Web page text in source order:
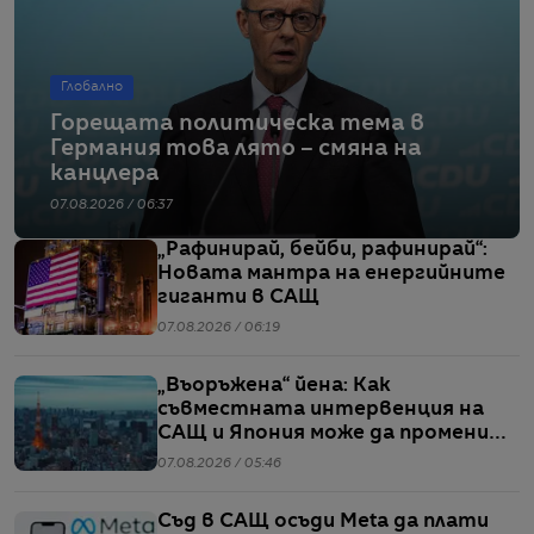
Глобално
Горещата политическа тема в
Германия това лято – смяна на
канцлера
07.08.2026 / 06:37
„Рафинирай, бейби, рафинирай“:
Новата мантра на енергийните
гиганти в САЩ
07.08.2026 / 06:19
„Въоръжена“ йена: Как
съвместната интервенция на
САЩ и Япония може да промени
глобалните валутни пазари
07.08.2026 / 05:46
Съд в САЩ осъди Meta да плати